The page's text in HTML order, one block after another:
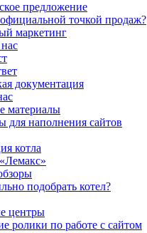
предложение
точкой продаж?
маркетинг
документация
материалы
для наполнения сайтов
котла
подобрать котел?
центры
ролики по работе с сайтом